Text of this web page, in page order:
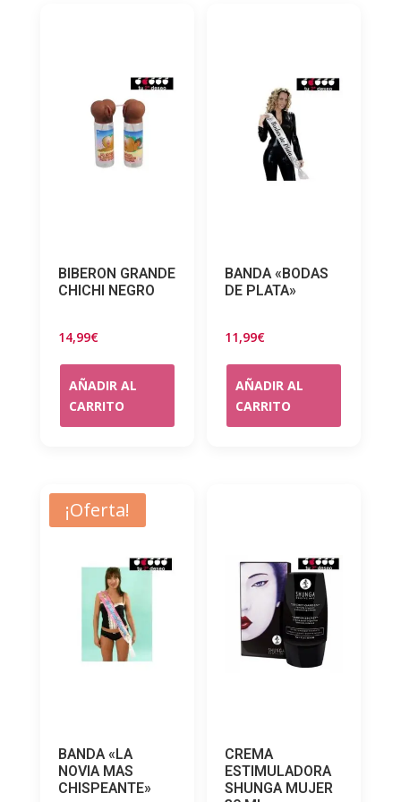
BIBERON GRANDE
CHICHI NEGRO
14,99€
AÑADIR AL
CARRITO
BANDA «BODAS
DE PLATA»
11,99€
AÑADIR AL
CARRITO
¡Oferta!
BANDA «LA
NOVIA MAS
CHISPEANTE»
CREMA
ESTIMULADORA
SHUNGA MUJER